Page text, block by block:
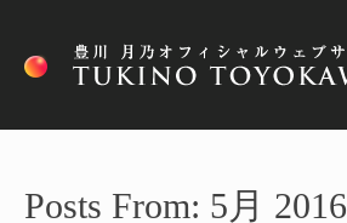
Posts From: 5月 2016